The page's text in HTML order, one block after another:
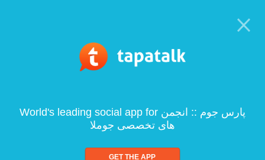
World's leading social app for پارس جوم :: انجمن
های تخصصی جوملا
GET THE APP